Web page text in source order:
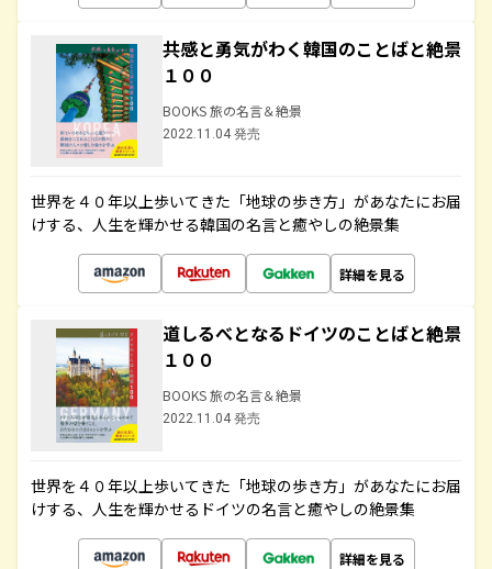
共感と勇気がわく韓国のことばと絶景
１００
BOOKS 旅の名言＆絶景
2022.11.04 発売
世界を４０年以上歩いてきた「地球の歩き方」があなたにお届
けする、人生を輝かせる韓国の名言と癒やしの絶景集
詳細を見る
道しるべとなるドイツのことばと絶景
１００
BOOKS 旅の名言＆絶景
2022.11.04 発売
世界を４０年以上歩いてきた「地球の歩き方」があなたにお届
けする、人生を輝かせるドイツの名言と癒やしの絶景集
詳細を見る